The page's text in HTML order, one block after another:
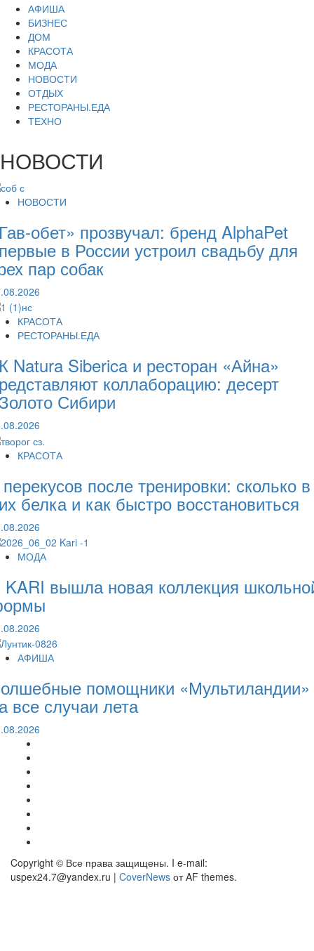
АФИША
БИЗНЕС
ДОМ
КРАСОТА
МОДА
НОВОСТИ
ОТДЫХ
РЕСТОРАНЫ.ЕДА
ТЕХНО
НОВОСТИ
НОВОСТИ
обет» прозвучал: бренд AlphaPet
в России устроил свадьбу для
пар собак
КРАСОТА
РЕСТОРАНЫ.ЕДА
Natura Siberica и ресторан «Айна»
коллаборацию: десерт
Сибири
КРАСОТА
после тренировки: сколько в
белка и как быстро восстановиться
МОДА
вышла новая коллекция
АФИША
помощники «Мультиландии»
все случаи лета
Copyright © Все права защищены. I e-mail:
uspex24.7@yandex.ru | CoverNews от AF themes.